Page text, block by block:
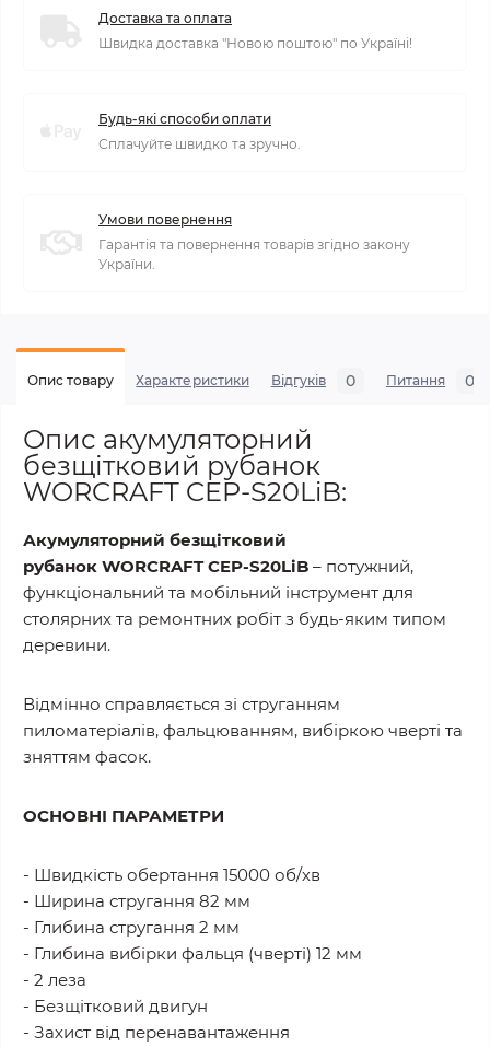
Доставка та оплата
Швидка доставка "Новою поштою" по Україні!
Будь-які способи оплати
Сплачуйте швидко та зручно.
Умови повернення
Гарантія та повернення товарів згідно закону
України.
Опис товару Характеристики Відгуків 0 Питання 0
Опис акумуляторний
безщітковий рубанок
WORCRAFT CEP-S20LiB:
Акумуляторний безщітковий
рубанок WORCRAFT CEP-S20LiB – потужний,
функціональний та мобільний інструмент для
столярних та ремонтних робіт з будь-яким типом
деревини.
Відмінно справляється зі струганням
пиломатеріалів, фальцюванням, вибіркою чверті та
зняттям фасок.
ОСНОВНІ ПАРАМЕТРИ
- Швидкість обертання 15000 об/хв
- Ширина стругання 82 мм
- Глибина стругання 2 мм
- Глибина вибірки фальця (чверті) 12 мм
- 2 леза
- Безщітковий двигун
- Захист від перенавантаження